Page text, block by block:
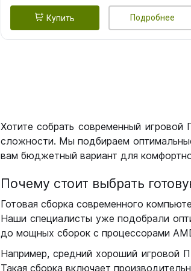
Купить Подробнее
Хотите собрать современный
сложности. Мы подбираем
вам бюджетный вариант для
Почему стоит выбрать
Готовая сборка современного
Наши специалисты уже подобрали
до мощных сборок с процессорами
Например, средний хороший игровой
Такая сборка включает